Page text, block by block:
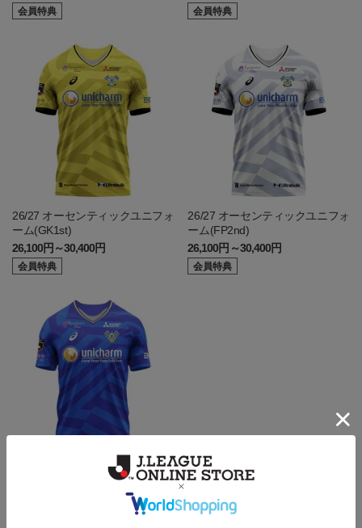
会員特典 会員特典
26/27 オーセンティックユニフォ
ーム(GK1st)
26,100円～30,400円
会員特典
26/27 オーセンティックユニフォ
ーム(FP2nd)
26,100円～30,400円
会員特典
26/27 オーセンティックユニフォ